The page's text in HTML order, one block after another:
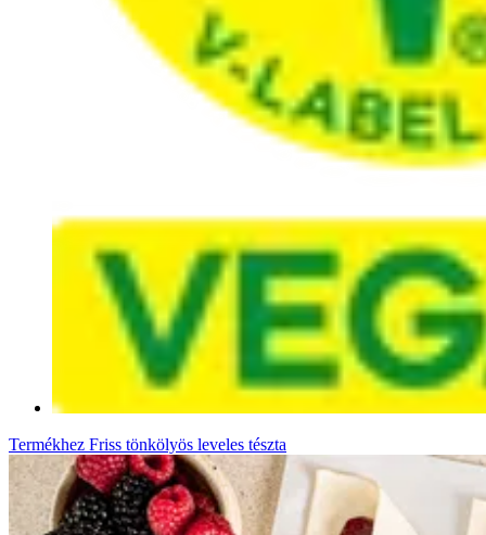
Termékhez Friss tönkölyös leveles tészta